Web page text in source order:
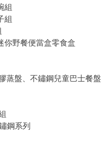
組
組
你野餐便當盒零食盒
蒸盤、不鏽鋼兒童巴士餐盤
鋼系列